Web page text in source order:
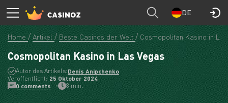
DE
Home Artikel Beste Casinos der Welt Cosmopolitan Kasino in
Cosmopolitan Kasino in Las Vegas
Autor des Artikels:Denis Anipchenko
Veröffentlicht:25 Oktober 2024
0 comments
8 min.